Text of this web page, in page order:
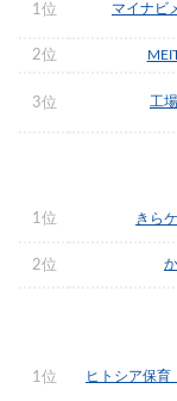
1位 マイナビ
2位
3位 工
1位 きら
2位
1位 ヒトシア保育